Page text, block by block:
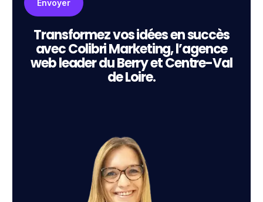
Transformez vos idées en succès
avec Colibri Marketing, l’agence
web leader du Berry et Centre-Val
de Loire.